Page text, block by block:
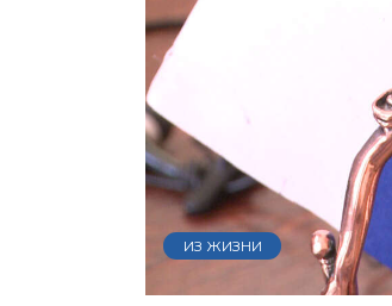
ИЗ ЖИЗНИ